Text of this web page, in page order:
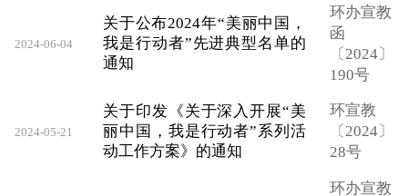
2024-06-04
关于公布2024年“美丽中国，
我是行动者”先进典型名单的
通知
环办宣教
函
〔2024〕
190号
2024-05-21
关于印发《关于深入开展“美
丽中国，我是行动者”系列活
动工作方案》的通知
环宣教
〔2024〕
28号
环办宣教